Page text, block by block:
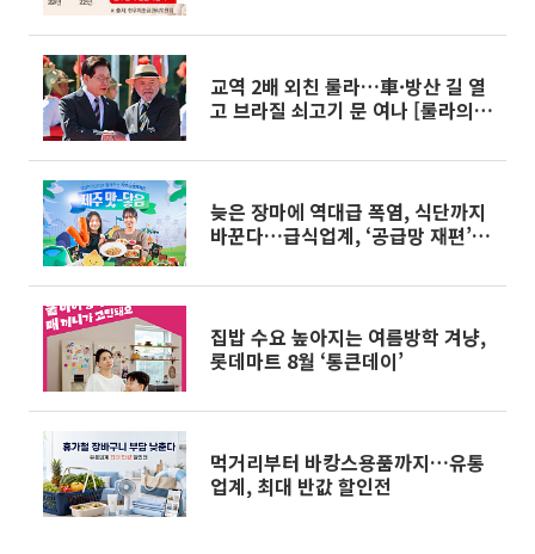
교역 2배 외친 룰라…車·방산 길 열
고 브라질 쇠고기 문 여나 [룰라의
늦은 장마에 역대급 폭염, 식단까지
바꾼다…급식업계, ‘공급망 재편’ 불
집밥 수요 높아지는 여름방학 겨냥,
롯데마트 8월 ‘통큰데이’
먹거리부터 바캉스용품까지…유통
업계, 최대 반값 할인전